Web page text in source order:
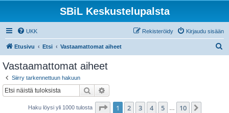
SBiL Keskustelupalsta
UKK Kirjaudu sisään
Rekisteröidy
Etusivu Etsi Vastaamattomat aiheet
Vastaamattomat aiheet
Siirry tarkennettuun hakuun
Etsi
Haku löysi yli 1000 tulosta Sivu /10
1 2 3 4 5 10